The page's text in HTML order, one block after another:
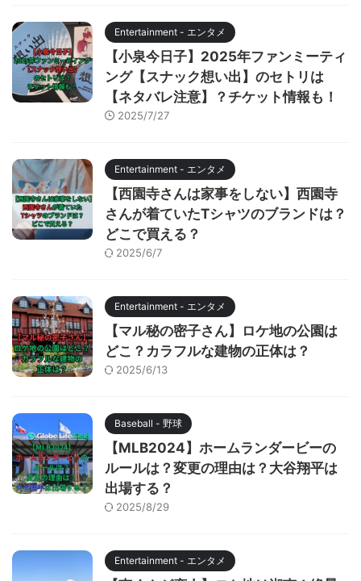
Entertainment - エンタメ
【小泉今日子】2025年ファンミーティ
ング【スナック想い出】のセトリは
【ネタバレ注意】？チケット情報も！
2025/7/27
Entertainment - エンタメ
【西園寺さんは家事をしない】西園寺
さんが着ていたTシャツのブランドは？
どこで買える？
2025/6/7
Entertainment - エンタメ
【マル秘の密子さん】ロケ地の公園は
どこ？カラフルな建物の正体は？
2025/6/13
Baseball - 野球
【MLB2024】ホームランダービーの
ルールは？変更の理由は？大谷翔平は
出場する？
2025/8/29
Entertainment - エンタメ